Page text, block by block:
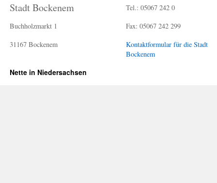
Stadt Bockenem
Buchholzmarkt 1
31167 Bockenem
Tel.: 05067 242 0
Fax: 05067 242 299
Kontaktformular für die Stadt
Bockenem
Nette in Niedersachsen